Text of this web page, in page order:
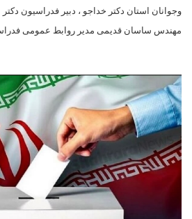
وجوانان استان دکتر خداجو ، دبیر فدراسیون
مهندس ساسان قدیمی مدیر روابط عمومی